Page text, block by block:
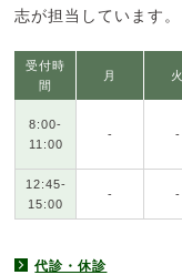
志が担当しています。
受付時
間
月 火
8:00-
11:00
- -
12:45-
15:00
- -
代診・休診